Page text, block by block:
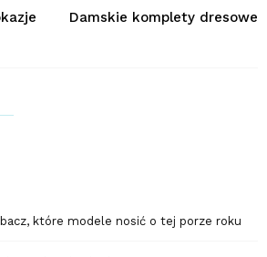
Damskie komplety dresowe
które modele nosić o tej porze roku